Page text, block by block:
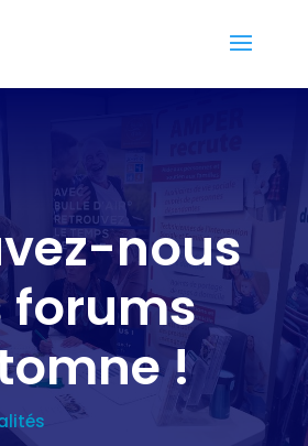
nous
forums
!